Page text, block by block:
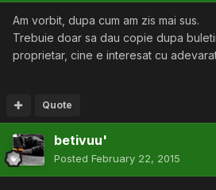
Am vorbit, dupa cum am zis mai sus.
Trebuie doar sa dau copie dupa
proprietar, cine e interesat cu
Quote
betivuu'
Posted February 22, 2015